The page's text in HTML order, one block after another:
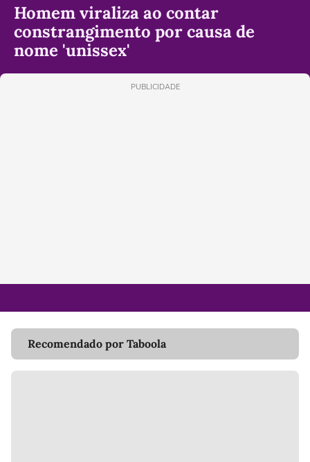
Homem viraliza ao contar
constrangimento por causa de
nome 'unissex'
PUBLICIDADE
Recomendado por Taboola